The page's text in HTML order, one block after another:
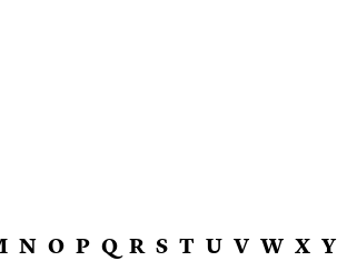
N O P Q R S T U V W X Y